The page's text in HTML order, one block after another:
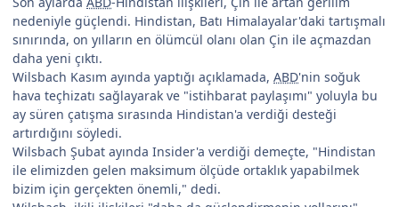
nedeniyle güçlendi. Hindistan, Batı Himalayalar'daki tartışmalı
sınırında, on yılların en ölümcül olanı olan Çin ile açmazdan
daha yeni çıktı.
Wilsbach Kasım ayında yaptığı açıklamada, ABD'nin soğuk
hava teçhizatı sağlayarak ve "istihbarat paylaşımı" yoluyla bu
ay süren çatışma sırasında Hindistan'a verdiği desteği
artırdığını söyledi.
Wilsbach Şubat ayında Insider'a verdiği demeçte, "Hindistan
ile elimizden gelen maksimum ölçüde ortaklık yapabilmek
bizim için gerçekten önemli," dedi.